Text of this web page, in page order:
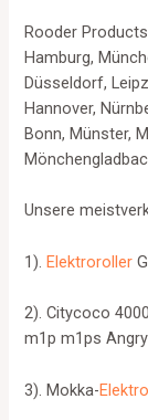
Rooder
Hamburg,
Düsseldorf,
Hannover,
Bonn, Münster,
Unsere
1).Elektroroller
2). Citycoco
m1p m1ps
3). Mokka-